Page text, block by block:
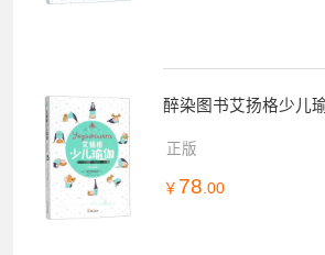
醉染图书艾扬格少儿
正版
￥ 78 .00